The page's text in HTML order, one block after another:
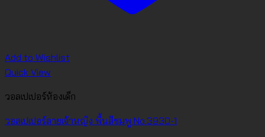
Add to Wishlist
Quick View
วอลเปเปอร์ห้องเด็ก
วอลเปเปอร์ลายเจ้าหญิง พื้นสีชมพู No.3930-1